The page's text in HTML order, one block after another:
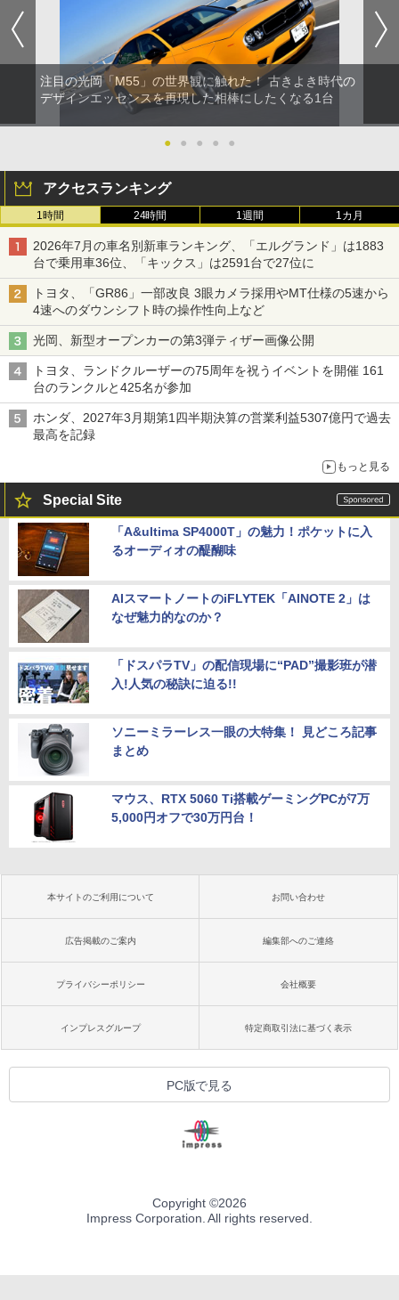
注目の光岡「M55」の世界観に触れた！ 古きよき時代の
デザインエッセンスを再現した相棒にしたくなる1台
● ● ● ● ●
アクセスランキング
1時間 24時間 1週間 1カ月
2026年7月の車名別新車ランキング、「エルグランド」は1883
台で乗用車36位、「キックス」は2591台で27位に
トヨタ、「GR86」一部改良 3眼カメラ採用やMT仕様の5速から
4速へのダウンシフト時の操作性向上など
光岡、新型オープンカーの第3弾ティザー画像公開
トヨタ、ランドクルーザーの75周年を祝うイベントを開催 161
台のランクルと425名が参加
ホンダ、2027年3月期第1四半期決算の営業利益5307億円で過去
最高を記録
もっと見る
Special Site
「A&ultima SP4000T」の魅力！ポケットに入
るオーディオの醍醐味
AIスマートノートのiFLYTEK「AINOTE 2」は
なぜ魅力的なのか？
「ドスパラTV」の配信現場に“PAD”撮影班が潜
入!人気の秘訣に迫る!!
ソニーミラーレス一眼の大特集！ 見どころ記事
まとめ
マウス、RTX 5060 Ti搭載ゲーミングPCが7万
5,000円オフで30万円台！
本サイトのご利用について お問い合わせ
広告掲載のご案内 編集部へのご連絡
プライバシーポリシー 会社概要
インプレスグループ 特定商取引法に基づく表示
PC版で見る
Copyright ©2026
Impress Corporation. All rights reserved.